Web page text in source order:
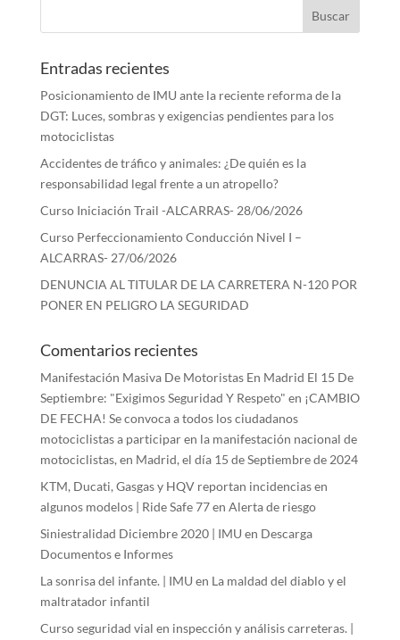
Entradas recientes
Posicionamiento de IMU ante la reciente reforma de la
DGT: Luces, sombras y exigencias pendientes para los
motociclistas
Accidentes de tráfico y animales: ¿De quién es la
responsabilidad legal frente a un atropello?
Curso Iniciación Trail -ALCARRAS- 28/06/2026
Curso Perfeccionamiento Conducción Nivel I –
ALCARRAS- 27/06/2026
DENUNCIA AL TITULAR DE LA CARRETERA N-120 POR
PONER EN PELIGRO LA SEGURIDAD
Comentarios recientes
Manifestación Masiva De Motoristas En Madrid El 15 De
Septiembre: "Exigimos Seguridad Y Respeto" en ¡CAMBIO
DE FECHA! Se convoca a todos los ciudadanos
motociclistas a participar en la manifestación nacional de
motociclistas, en Madrid, el día 15 de Septiembre de 2024
KTM, Ducati, Gasgas y HQV reportan incidencias en
algunos modelos | Ride Safe 77en Alerta de riesgo
Siniestralidad Diciembre 2020 | IMU en Descarga
Documentos e Informes
La sonrisa del infante. | IMU en La maldad del diablo y el
maltratador infantil
Curso seguridad vial en inspección y análisis carreteras. |